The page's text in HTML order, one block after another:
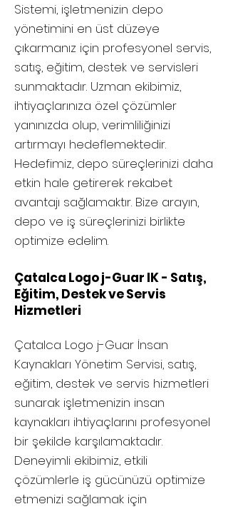
Sistemi, işletmenizin depo
yönetimini en üst düzeye
çıkarmanız için profesyonel servis,
satış, eğitim, destek ve servisleri
sunmaktadır. Uzman ekibimiz,
ihtiyaçlarınıza özel çözümler
yanınızda olup, verimliliğinizi
artırmayı hedeflemektedir.
Hedefimiz, depo süreçlerinizi daha
etkin hale getirerek rekabet
avantajı sağlamaktır. Bize arayın,
depo ve iş süreçlerinizi birlikte
optimize edelim.
Çatalca Logo j-Guar IK - Satış,
Eğitim, Destek ve Servis
Hizmetleri
Çatalca Logo j-Guar İnsan
Kaynakları Yönetim Servisi, satış,
eğitim, destek ve servis hizmetleri
sunarak işletmenizin insan
kaynakları ihtiyaçlarını profesyonel
bir şekilde karşılamaktadır.
Deneyimli ekibimiz, etkili
çözümlerle iş gücünüzü optimize
etmenizi sağlamak için